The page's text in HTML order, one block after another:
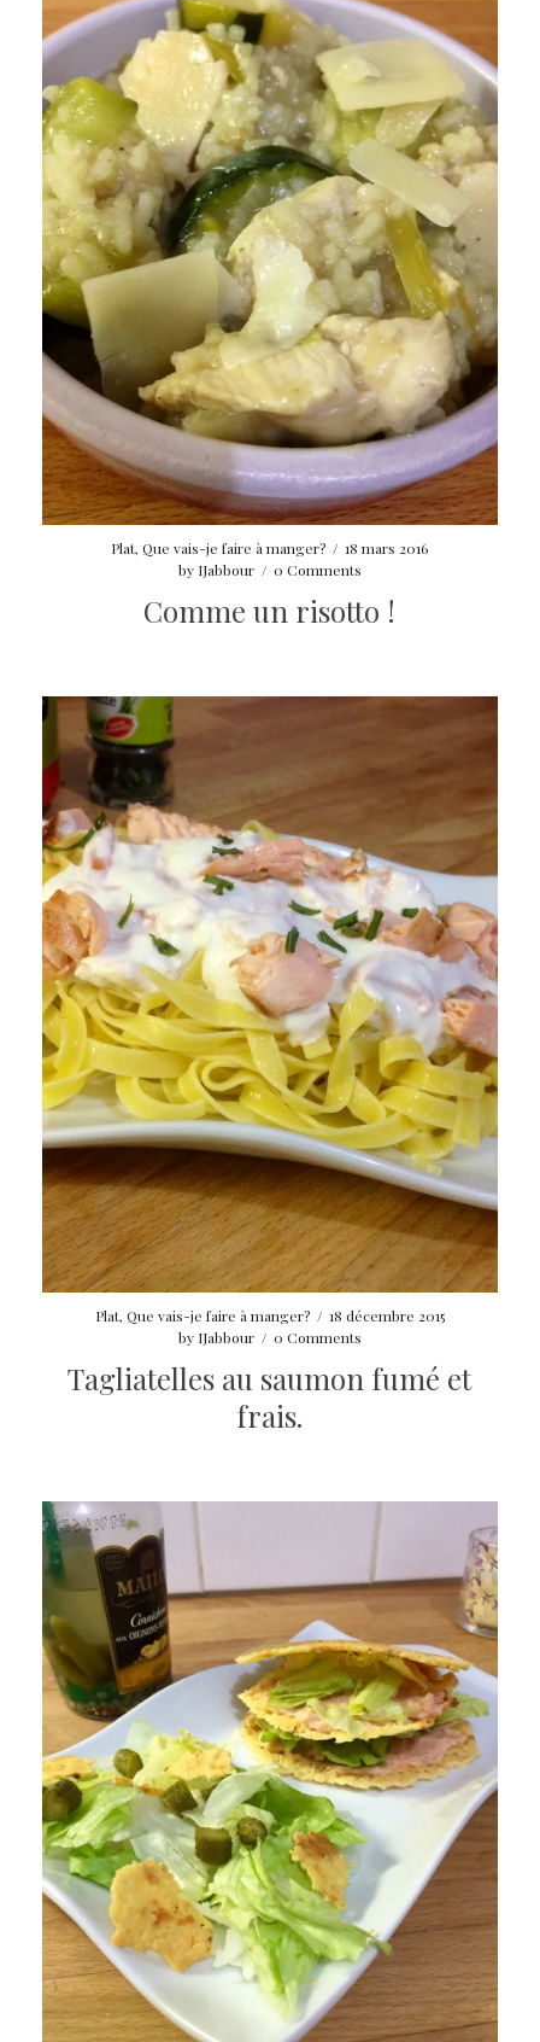
Plat,Que vais-je faire à manger? / 18 mars 2016
by IJabbour / 0 Comments
Comme un risotto !
Plat, Que vais-je faire à manger? / 18 décembre 2015
by IJabbour / 0 Comments
Tagliatelles au saumon fumé et
frais.